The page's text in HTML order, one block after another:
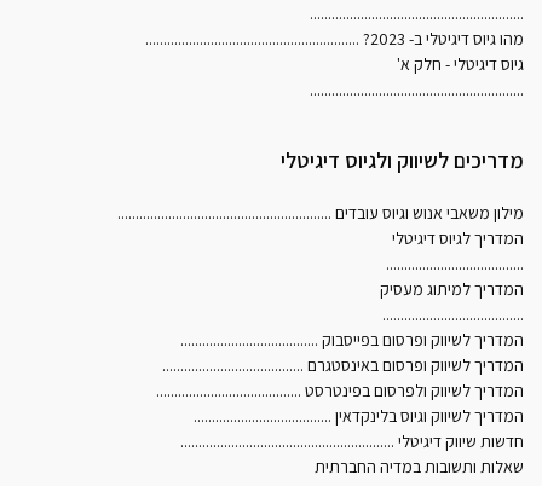
...........................................................
מהו גיוס דיגיטלי ב- 2023?
...........................................................
גיוס דיגיטלי - חלק א'
...........................................................
מדריכים לשיווק ולגיוס דיגיטלי
מילון משאבי אנוש וגיוס עובדים ...........................................................
המדריך לגיוס דיגיטלי
......................................
המדריך למיתוג מעסיק
.......................................
המדריך לשיווק ופרסום בפייסבוק ......................................
המדריך לשיווק ופרסום באינסטגרם .......................................
המדריך לשיווק ולפרסום בפינטרסט ........................................
המדריך לשיווק וגיוס בלינקדאין ......................................
חדשות שיווק דיגיטלי ...........................................................
שאלות ותשובות במדיה החברתית